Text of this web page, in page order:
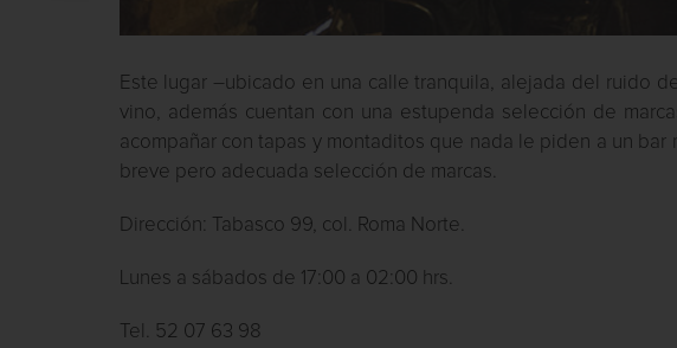
Este lugar –ubicado en una calle tranquila, alejada del ruido
vino, además cuentan con una estupenda selección de
acompañar con tapas y montaditos que nada le piden a un bar
breve pero adecuada selección de marcas.
Dirección: Tabasco 99, col. Roma Norte.
Lunes a sábados de 17:00 a 02:00 hrs.
Tel. 52 07 63 98